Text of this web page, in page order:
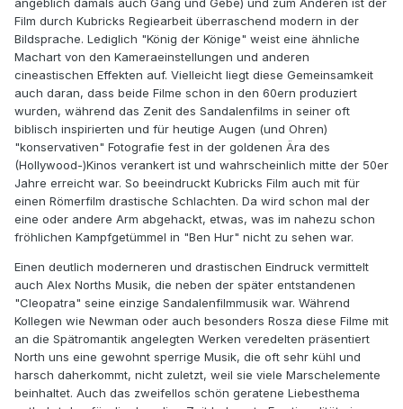
Film durch Kubricks Regiearbeit überraschend modern in der
Bildsprache. Lediglich "König der Könige" weist eine ähnliche
Machart von den Kameraeinstellungen und anderen
cineastischen Effekten auf. Vielleicht liegt diese Gemeinsamkeit
auch daran, dass beide Filme schon in den 60ern produziert
wurden, während das Zenit des Sandalenfilms in seiner oft
biblisch inspirierten und für heutige Augen (und Ohren)
"konservativen" Fotografie fest in der goldenen Ära des
(Hollywood-)Kinos verankert ist und wahrscheinlich mitte der 50er
Jahre erreicht war. So beeindruckt Kubricks Film auch mit für
einen Römerfilm drastische Schlachten. Da wird schon mal der
eine oder andere Arm abgehackt, etwas, was im nahezu schon
fröhlichen Kampfgetümmel in "Ben Hur" nicht zu sehen war.
Einen deutlich moderneren und drastischen Eindruck vermittelt
auch Alex Norths Musik, die neben der später entstandenen
"Cleopatra" seine einzige Sandalenfilmmusik war. Während
Kollegen wie Newman oder auch besonders Rosza diese Filme mit
an die Spätromantik angelegten Werken veredelten präsentiert
North uns eine gewohnt sperrige Musik, die oft sehr kühl und
harsch daherkommt, nicht zuletzt, weil sie viele Marschelemente
beinhaltet. Auch das zweifellos schön geratene Liebesthema